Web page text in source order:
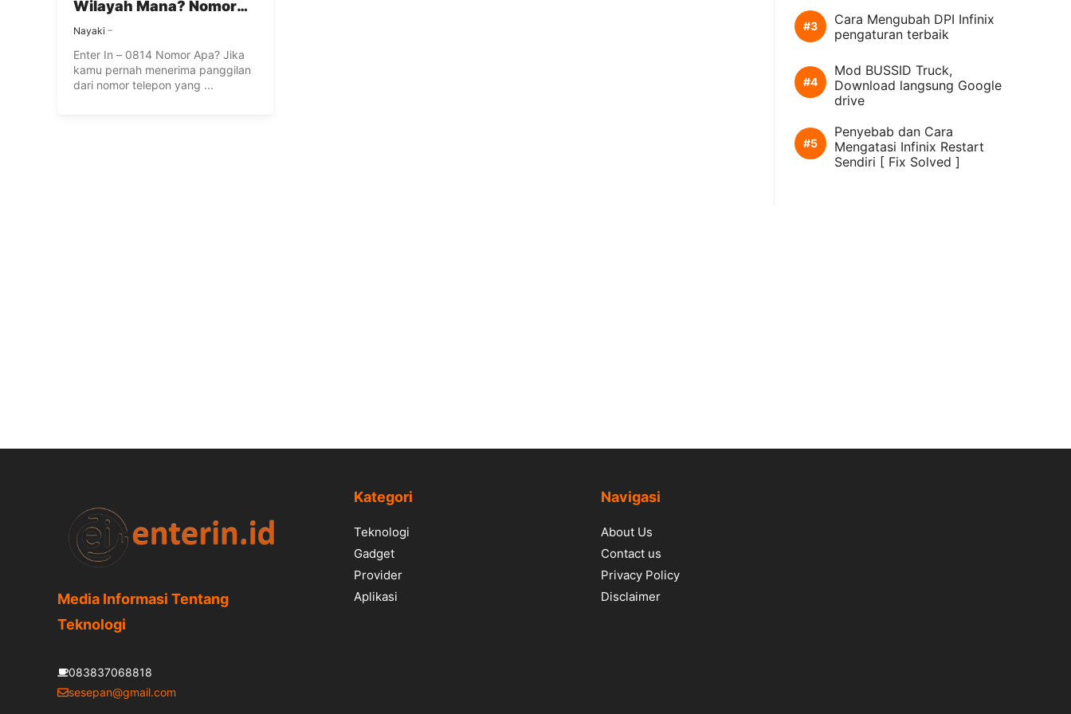
Wilayah Mana? Nomor
Operator Apa?
Nayaki
Enter In – 0814 Nomor Apa? Jika
kamu pernah menerima panggilan
dari nomor telepon yang ...
Cara Mengubah DPI Infinix
pengaturan terbaik
Mod BUSSID Truck,
Download langsung Google
drive
Penyebab dan Cara
Mengatasi Infinix Restart
Sendiri [ Fix Solved ]
Media Informasi Tentang
Teknologi
083837068818
sesepan@gmail.com
Kategori
Teknologi
Gadget
Provider
Aplikasi
Navigasi
About Us
Contact us
Privacy Policy
Disclaimer